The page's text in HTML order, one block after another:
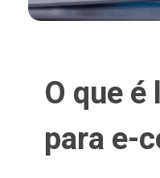
O que
para e-